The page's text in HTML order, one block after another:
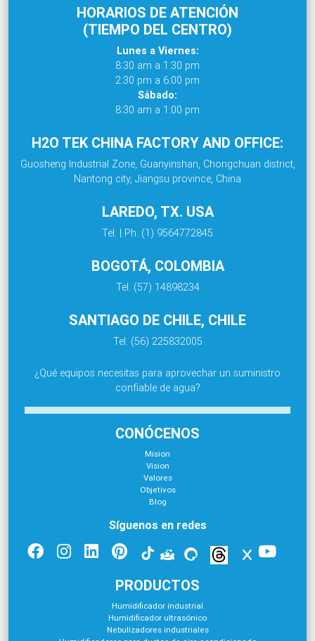
HORARIOS DE ATENCIÓN
(TIEMPO DEL CENTRO)
Lunes a Viernes:
8:30 am a 1:30 pm
2:30 pm a 6:00 pm
Sábado:
8:30 am a 1:00 pm
H2O TEK CHINA FACTORY AND OFFICE:
Guosheng Industrial Zone, Guanyinshan, Chongchuan district,
Nantong city, Jiangsu province, China
LAREDO, TX. USA
Tel. | Ph. (1) 9564772845
BOGOTÁ, COLOMBIA
Tel. (57) 14898234
SANTIAGO DE CHILE, CHILE
Tel. (56) 225832005
¿Qué equipos necesitas para aprovechar un suministro
confiable de agua?
CONÓCENOS
Mision
Vision
Valores
Objetivos
Blog
Síguenos en redes
PRODUCTOS
Humidificador industrial
Humidificador ultrasónico
Nebulizadores industriales